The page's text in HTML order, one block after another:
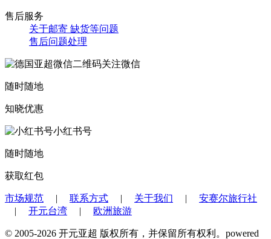
售后服务
关于邮寄 缺货等问题
售后问题处理
关注微信
随时随地
知晓优惠
小红书号
随时随地
获取红包
市场规范 | 联系方式 | 关于我们 | 安赛尔旅行社
| 开元台湾 | 欧洲旅游
© 2005-2026 开元亚超 版权所有，并保留所有权利。powered